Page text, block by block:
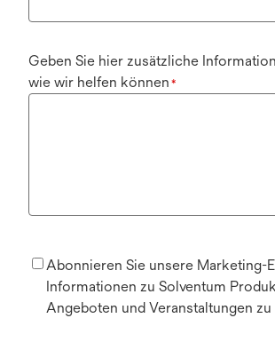
Geben Sie hier zusätzliche
wie wir helfen können *
Abonnieren Sie unsere Marketing-
Informationen zu Solventum
Angeboten und Veranstaltungen zu